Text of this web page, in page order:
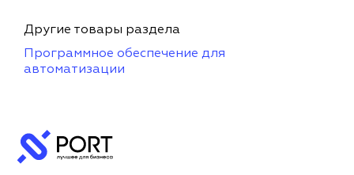
Другие товары раздела
Программное обеспечение для
автоматизации